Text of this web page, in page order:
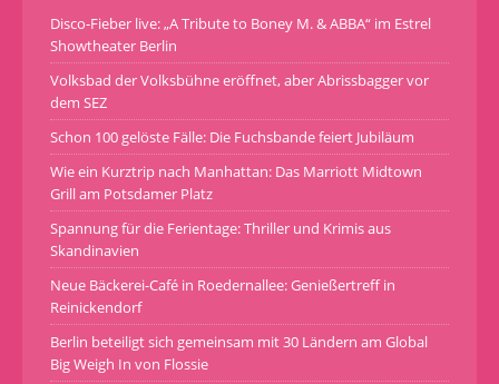
Disco-Fieber live: „A Tribute to Boney M. & ABBA“ im Estrel
Showtheater Berlin
Volksbad der Volksbühne eröffnet, aber Abrissbagger vor
dem SEZ
Schon 100 gelöste Fälle: Die Fuchsbande feiert Jubiläum
Wie ein Kurztrip nach Manhattan: Das Marriott Midtown
Grill am Potsdamer Platz
Spannung für die Ferientage: Thriller und Krimis aus
Skandinavien
Neue Bäckerei-Café in Roedernallee: Genießertreff in
Reinickendorf
Berlin beteiligt sich gemeinsam mit 30 Ländern am Global
Big Weigh In von Flossie